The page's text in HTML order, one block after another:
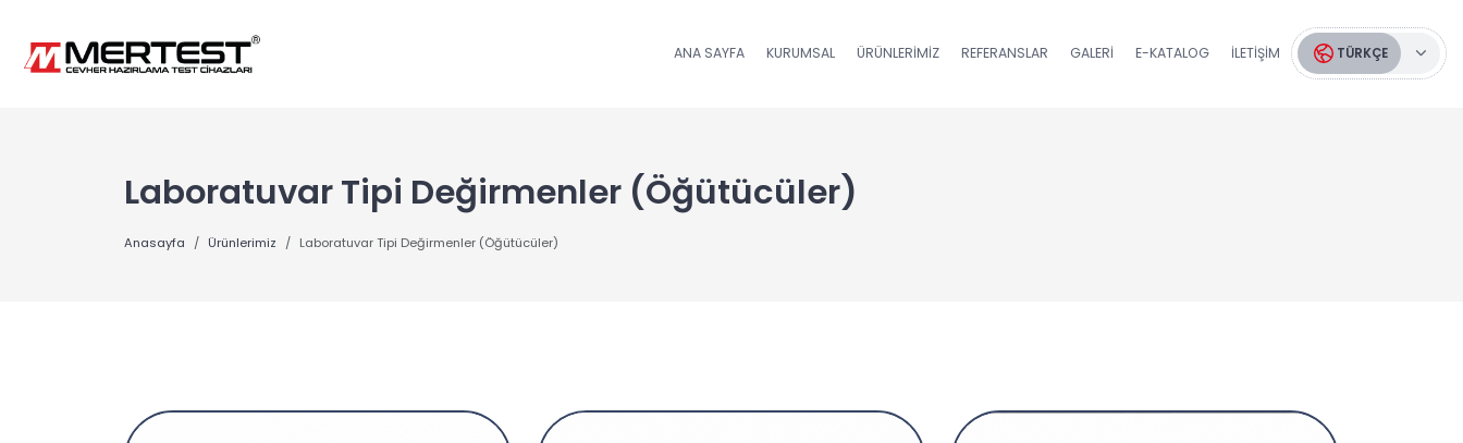
ANA SAYFA KURUMSAL ÜRÜNLERIMIZ REFERANSLAR GALERI E-KATALOG İLETIŞIM TÜRKÇE
Laboratuvar Tipi Değirmenler (Öğütücüler)
Anasayfa Ürünlerimiz Laboratuvar Tipi Değirmenler (Öğütücüler)